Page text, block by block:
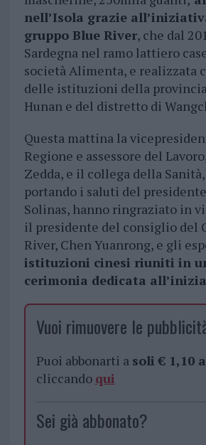
nell’Isola grazie
gruppo Blue River, che dal
Sardegna nel ramo lattiero
società Alimenta, e realizzata
delle istituzioni della
Hunan e del distretto di
Questa mattina la
Regione e assessore del
Zedda, e il collega della
portando i saluti del
Solinas, hanno ringraziato in
il presidente del consiglio del
River, Chen Yuanrong, e gli
istituzioni cinesi riuniti in
cerimonia dedicata
Vuoi rimuovere le
Puoi abbonarti a soli € 1,10
cliccando qui
Sei già abbonato?